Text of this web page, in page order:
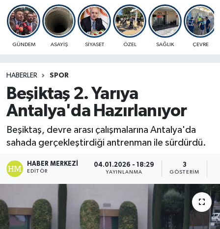
GÜNDEM ASAYİŞ SİYASET ÖZEL SAĞLIK ÇEVRE
HABERLER SPOR
Beşiktaş 2. Yarıya
Antalya'da Hazırlanıyor
Beşiktaş, devre arası çalışmalarına Antalya'da
sahada gerçekleştirdiği antrenman ile sürdürdü.
HABER MERKEZI
EDITÖR
04.01.2026 - 18:29
YAYINLANMA
3
GÖSTERIM
Mersin Trafik Yoğunluk Haritası
Süper Lig Puan Durumu ve Fikstür
Haber Arşivi